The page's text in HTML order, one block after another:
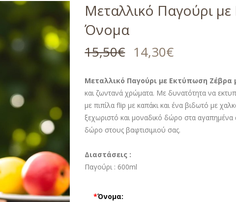
Μεταλλικό Παγούρι
Όνομα
15,50€ 14,30€
Μεταλλικό Παγούρι με Εκτύπωση Ζέβρα
και ζωντανά χρώματα. Με δυνατότητα να
με πιπίλα flip με καπάκι και ένα βιδωτό με
ξεχωριστό και μοναδικό δώρο στα
δώρο στους βαφτισιμιού σας.
Διαστάσεις :
Παγούρι : 600ml
*Όνομα: